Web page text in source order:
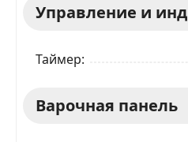
Управление и
Таймер
Варочная панель